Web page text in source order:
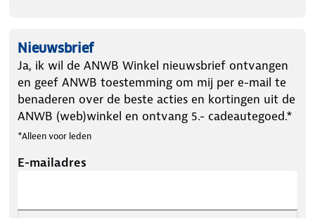
Nieuwsbrief
Ja, ik wil de ANWB Winkel nieuwsbrief ontvangen
en geef ANWB toestemming om mij per e-mail te
benaderen over de beste acties en kortingen uit de
ANWB (web)winkel en ontvang 5.- cadeautegoed.*
*Alleen voor leden
E-mailadres